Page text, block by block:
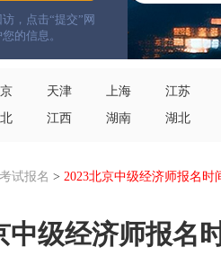
，点击“提交”网
的信息。
天津 上海 江苏
江西 湖南 湖北
试报名 > 2023北京中级经济师报名时
中级经济师报名